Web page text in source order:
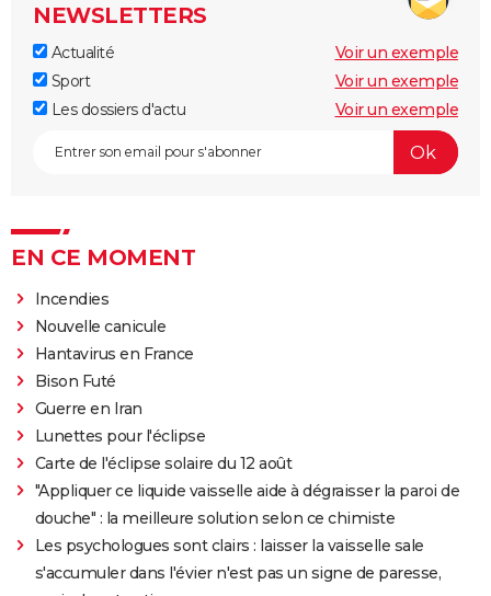
NEWSLETTERS
Actualité
Voir un exemple
Sport
Voir un exemple
Les dossiers d'actu
Voir un exemple
EN CE MOMENT
Incendies
Nouvelle canicule
Hantavirus en France
Bison Futé
Guerre en Iran
Lunettes pour l'éclipse
Carte de l'éclipse solaire du 12 août
"Appliquer ce liquide vaisselle aide à dégraisser la paroi de
douche" : la meilleure solution selon ce chimiste
Les psychologues sont clairs : laisser la vaisselle sale
s'accumuler dans l'évier n'est pas un signe de paresse,